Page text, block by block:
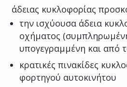
άδειας κυκλοφορίας
την ισχύουσα άδεια
οχήματος
υπογεγραμμένη και από
κρατικές πινακίδες
φορτηγού αυτοκινήτου